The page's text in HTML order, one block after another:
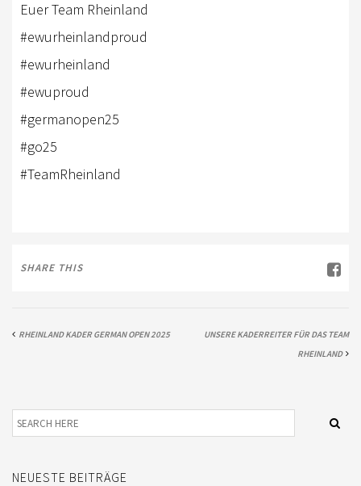
Euer Team Rheinland
#ewurheinlandproud
#ewurheinland
#ewuproud
#germanopen25
#go25
#TeamRheinland
SHARE THIS
RHEINLAND KADER GERMAN OPEN 2025
UNSERE KADERREITER FÜR DAS TEAM
RHEINLAND
NEUESTE BEITRÄGE